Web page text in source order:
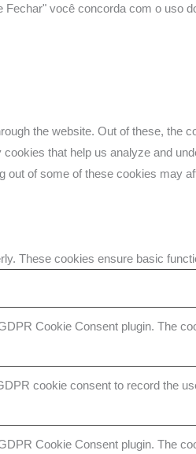
você concorda com o uso
the website. Out of these,
that help us analyze and
out of some of these cookies may
These cookies ensure basic
Cookie Consent plugin. The
cookie consent to record the
Cookie Consent plugin. The